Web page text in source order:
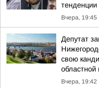
тенденции
Вчера, 19:45
Депутат
свою
областной
Вчера, 19:42